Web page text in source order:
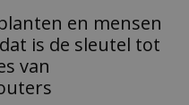
en mensen
is de sleutel tot
van